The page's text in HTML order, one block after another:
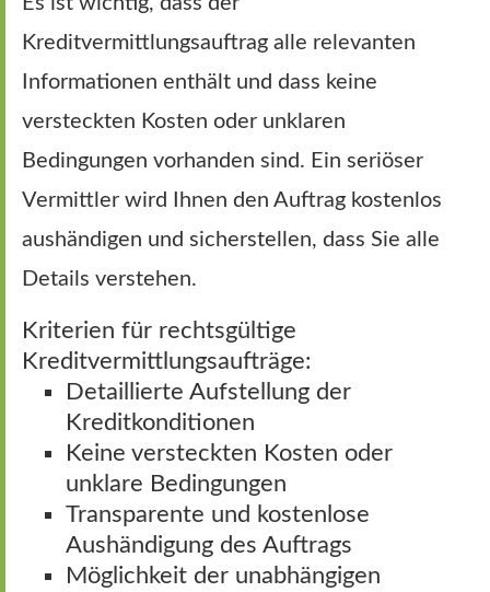
Kreditvermittlungsauftrag alle relevanten
Informationen enthält und dass keine
versteckten Kosten oder unklaren
Bedingungen vorhanden sind. Ein seriöser
Vermittler wird Ihnen den Auftrag kostenlos
aushändigen und sicherstellen, dass Sie alle
Details verstehen.
Kriterien für rechtsgültige
Kreditvermittlungsaufträge:
Detaillierte Aufstellung der
Kreditkonditionen
Keine versteckten Kosten oder
unklare Bedingungen
Transparente und kostenlose
Aushändigung des Auftrags
Möglichkeit der unabhängigen